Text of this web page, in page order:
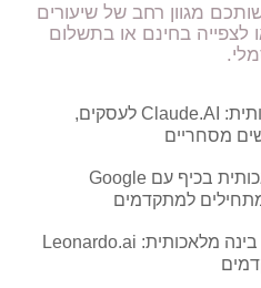
מגוון רחב של שיעורים
לצפייה בחינם או בתשלום
סדנת בינה מלאכותית: Claude.AI לעסקים,
מסחריים
לומדים בינה מלאכותית בכיף עם Google
מציירים בכיף עם בינה מלאכותית: Leonardo.ai